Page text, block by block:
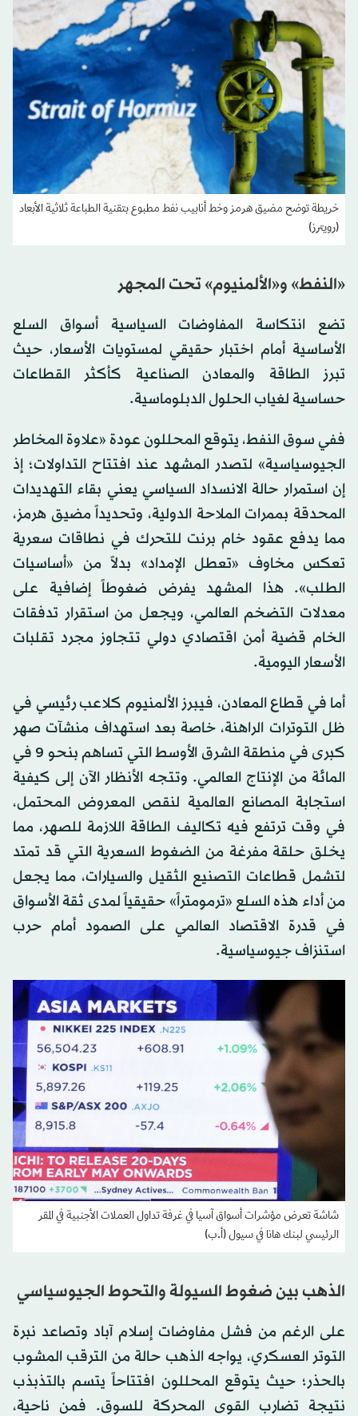
خريطة توضح مضيق هرمز وخط أنابيب نفط مطبوع بتقنية الطباعة ثلاثية الأبعاد
(رويترز)
«النفط» و«الألمنيوم» تحت المجهر
تضع انتكاسة المفاوضات السياسية أسواق السلع
الأساسية أمام اختبار حقيقي لمستويات الأسعار، حيث
تبرز الطاقة والمعادن الصناعية كأكثر القطاعات
حساسية لغياب الحلول الدبلوماسية.
ففي سوق النفط، يتوقع المحللون عودة «علاوة المخاطر
الجيوسياسية» لتصدر المشهد عند افتتاح التداولات؛ إذ
إن استمرار حالة الانسداد السياسي يعني بقاء التهديدات
المحدقة بممرات الملاحة الدولية، وتحديداً مضيق هرمز،
مما يدفع عقود خام برنت للتحرك في نطاقات سعرية
تعكس مخاوف «تعطل الإمداد» بدلاً من «أساسيات
الطلب». هذا المشهد يفرض ضغوطاً إضافية على
معدلات التضخم العالمي، ويجعل من استقرار تدفقات
الخام قضية أمن اقتصادي دولي تتجاوز مجرد تقلبات
الأسعار اليومية.
أما في قطاع المعادن، فيبرز الألمنيوم كلاعب رئيسي في
ظل التوترات الراهنة، خاصة بعد استهداف منشآت صهر
كبرى في منطقة الشرق الأوسط التي تساهم بنحو 9 في
المائة من الإنتاج العالمي. وتتجه الأنظار الآن إلى كيفية
استجابة المصانع العالمية لنقص المعروض المحتمل،
في وقت ترتفع فيه تكاليف الطاقة اللازمة للصهر، مما
يخلق حلقة مفرغة من الضغوط السعرية التي قد تمتد
لتشمل قطاعات التصنيع الثقيل والسيارات، مما يجعل
من أداء هذه السلع «ترمومتراً» حقيقياً لمدى ثقة الأسواق
في قدرة الاقتصاد العالمي على الصمود أمام حرب
استنزاف جيوسياسية.
شاشة تعرض مؤشرات أسواق آسيا في غرفة تداول العملات الأجنبية في المقر
الرئيسي لبنك هانا في سيول (أ.ب)
الذهب بين ضغوط السيولة والتحوط الجيوسياسي
على الرغم من فشل مفاوضات إسلام آباد وتصاعد نبرة
التوتر العسكري، يواجه الذهب حالة من الترقب المشوب
بالحذر؛ حيث يتوقع المحللون افتتاحاً يتسم بالتذبذب
نتيجة تضارب القوى المحركة للسوق. فمن ناحية،